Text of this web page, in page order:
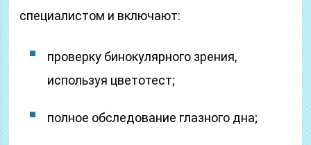
специалистом и включают:
проверку бинокулярного зрения,
используя цветотест;
полное обследование глазного дна;